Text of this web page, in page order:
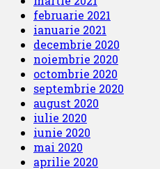
februarie 2021
ianuarie 2021
decembrie 2020
noiembrie 2020
octombrie 2020
septembrie 2020
august 2020
iulie 2020
iunie 2020
mai 2020
aprilie 2020